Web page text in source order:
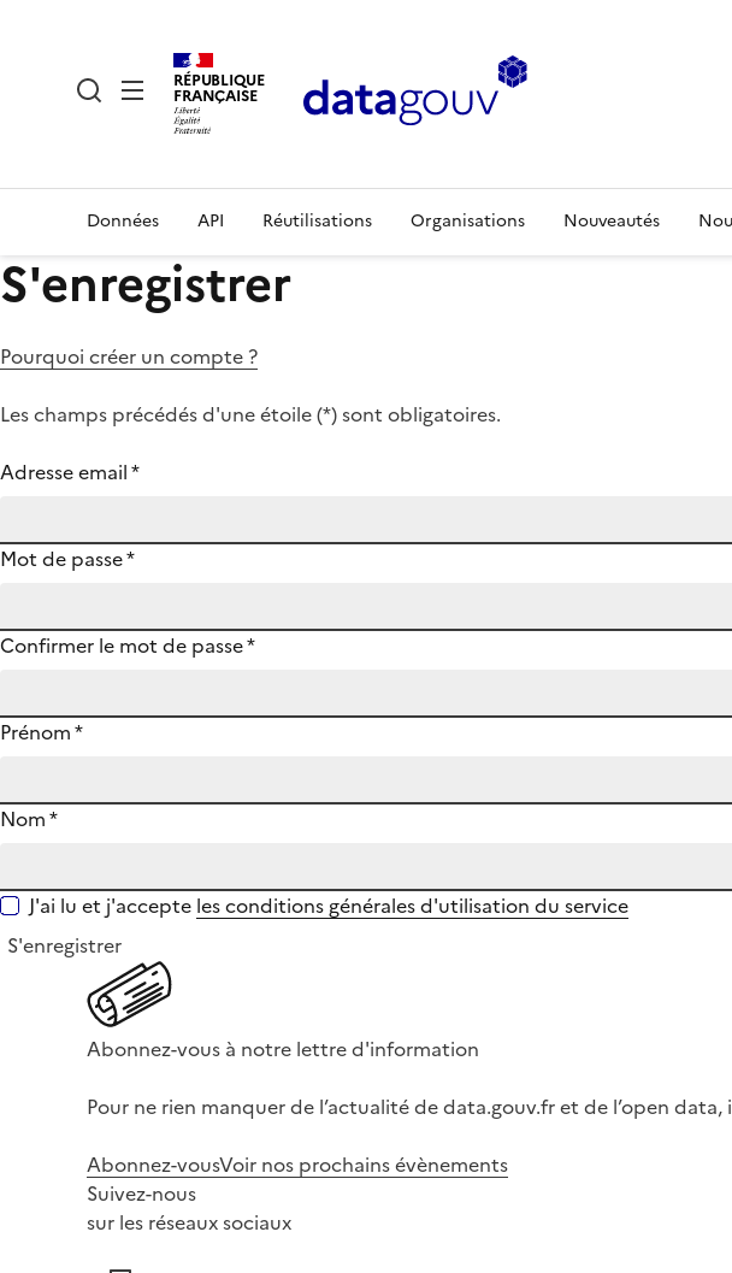
RÉPUBLIQUE
FRANÇAISE
Données API Réutilisations Organisations Nouveautés
S'enregistrer
Pourquoi créer un compte ?
Les champs précédés d'une étoile (*) sont obligatoires.
Adresse email*
Mot de passe*
Confirmer le mot de passe*
Prénom*
Nom*
J'ai lu et j'accepte les conditions générales d'utilisation du service
S'enregistrer
Abonnez-vous à notre lettre d'information
Pour ne rien manquer de l’actualité de data.gouv.fr et de l’open
Abonnez-vousVoir nos prochains évènements
Suivez-nous
sur les réseaux sociaux